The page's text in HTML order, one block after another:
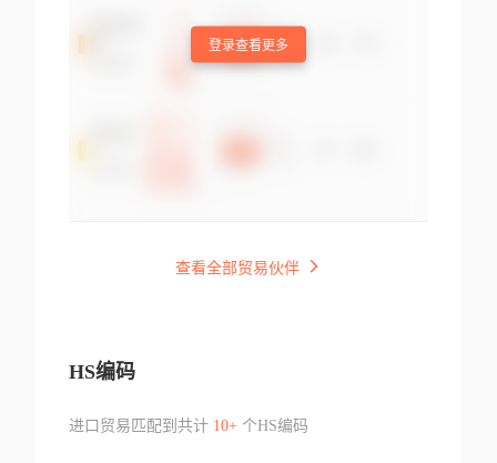
登录查看更多
查看全部贸易伙伴
HS编码
进口贸易匹配到共计 10+个HS编码